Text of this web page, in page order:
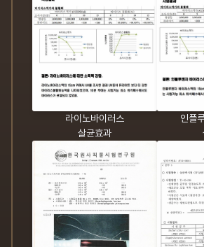
라이노바이러스
살균효과
인플